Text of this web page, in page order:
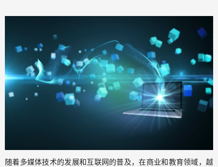
随着多媒体技术的发展和互联网的普及，在商业和教育领域，越